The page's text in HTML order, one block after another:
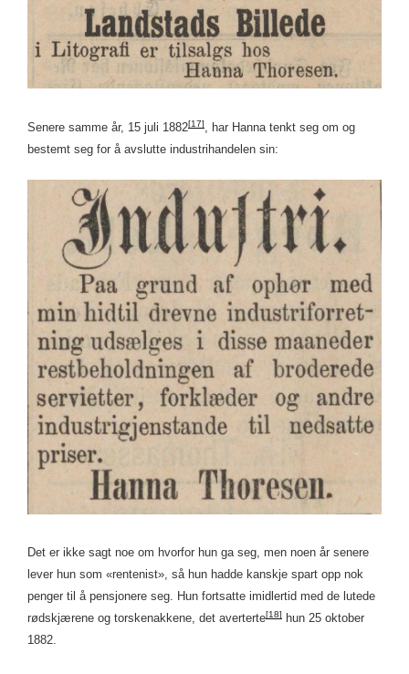
Senere samme år, 15 juli 1882[17]
, har Hanna tenkt seg om og
bestemt seg for å avslutte industrihandelen sin:
Det er ikke sagt noe om hvorfor hun ga seg, men noen år senere
lever hun som «rentenist», så hun hadde kanskje spart opp nok
penger til å pensjonere seg. Hun fortsatte imidlertid med de lutede
rødskjærene og torskenakkene, det averterte[18]
hun 25 oktober
1882.